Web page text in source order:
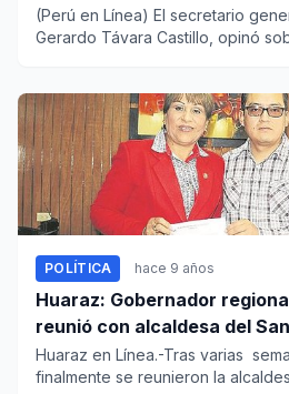
Távara
(Perú en Línea) El secretario
Gerardo Távara Castillo, opinó
POLÍTICA hace 9 años
Huaraz: Gobernador
reunió con alcaldesa del
Huaraz en Línea.-Tras varias
finalmente se reunieron la